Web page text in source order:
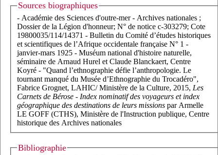
Sources biographiques
- Académie des Sciences d'outre-mer - Archives nationales ;
Dossier de la Légion d'honneur; N° de notice c-303279; Cote
19800035/114/14371 - Bulletin du Comité d’études historiques
et scientifiques de l’Afrique occidentale française N° 1 -
janvier-mars 1925 - Muséum national d'histoire naturelle,
séminaire de Arnaud Hurel et Claude Blanckaert, Centre
Koyré - "Quand l’ethnographie défie l’anthropologie. Le
tournant manqué du Musée d’Ethnographie du Trocadéro",
Fabrice Grognet, LAHIC/ Ministère de la Culture, 2015, Les
Carnets de Bérose - Index nominatif des voyageurs et index
géographique des destinations de leurs missions par Armelle
LE GOFF (CTHS), Ministère de l'Instruction publique, Centre
historique des Archives nationales
Bibliographie